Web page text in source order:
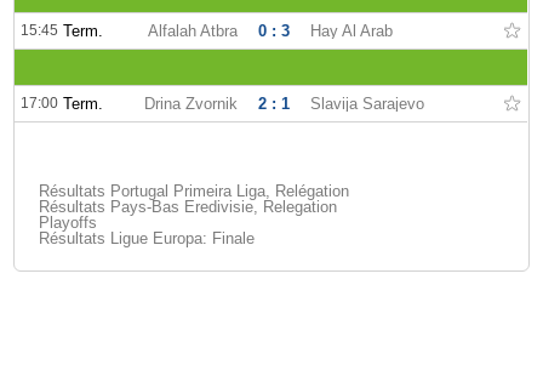
15:45 Term. Alfalah Atbra 0 : 3 Hay Al Arab
17:00 Term. Drina Zvornik 2 : 1 Slavija Sarajevo
Résultats Portugal Primeira Liga, Relégation
Résultats Pays-Bas Eredivisie, Relegation
Playoffs
Résultats Ligue Europa: Finale